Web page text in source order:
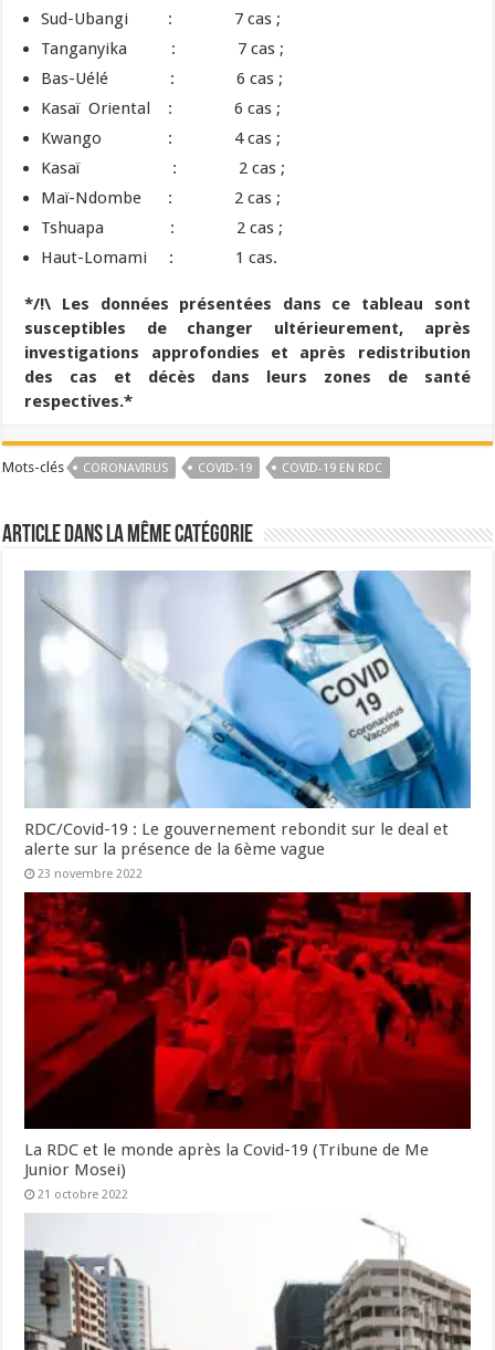
Sud-Ubangi : 7 cas ;
Tanganyika : 7 cas ;
Bas-Uélé : 6 cas ;
Kasaï Oriental : 6 cas ;
Kwango : 4 cas ;
Kasaï : 2 cas ;
Maï-Ndombe : 2 cas ;
Tshuapa : 2 cas ;
Haut-Lomami : 1 cas.
*/!\ Les données présentées dans ce tableau sont
susceptibles de changer ultérieurement, après
investigations approfondies et après redistribution
des cas et décès dans leurs zones de santé
respectives.*
Mots-clés CORONAVIRUS COVID-19 COVID-19 EN RDC
Article dans la même catégorie
RDC/Covid-19 : Le gouvernement rebondit sur le deal et
alerte sur la présence de la 6ème vague
23 novembre 2022
La RDC et le monde après la Covid-19 (Tribune de Me
Junior Mosei)
21 octobre 2022